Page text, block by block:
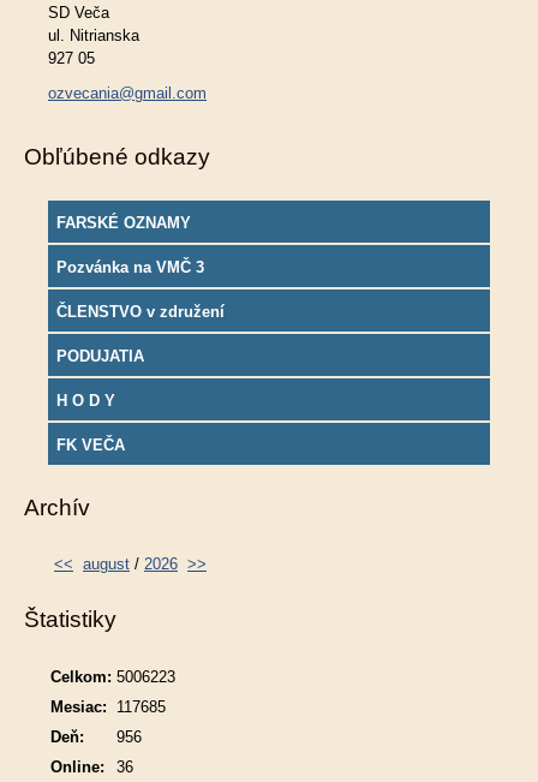
SD Veča
ul. Nitrianska
927 05
ozvecania@gmail.com
Obľúbené odkazy
FARSKÉ OZNAMY
Pozvánka na VMČ 3
ČLENSTVO v združení
PODUJATIA
H O D Y
FK VEČA
Archív
<< august / 2026 >>
Štatistiky
Online: 36
Celkom: 5006223
Mesiac:
117685
Deň:
956